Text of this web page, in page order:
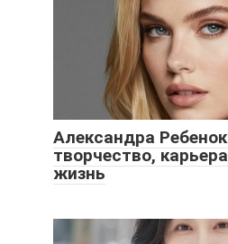
Александра
творчество,
жизнь